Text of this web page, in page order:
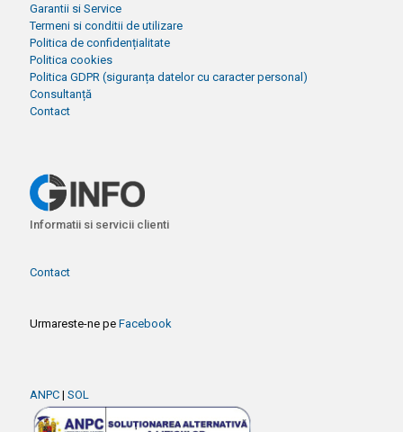
Garantii si Service
Termeni si conditii de utilizare
Politica de confidențialitate
Politica cookies
Politica GDPR (siguranța datelor cu caracter personal)
Consultanță
Contact
Informatii si servicii clienti
Contact
Urmareste-ne pe Facebook
ANPC | SOL